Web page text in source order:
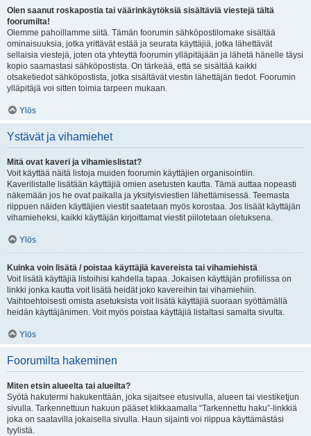
Olen saanut roskapostia tai väärinkäytöksiä sisältäviä viestejä tältä
foorumilta!
Olemme pahoillamme siitä. Tämän foorumin sähköpostilomake sisältää
ominaisuuksia, jotka yrittävät estää ja seurata käyttäjiä, jotka lähettävät
sellaisia viestejä, joten ota yhteyttä foorumin ylläpitäjään ja lähetä hänelle täysi
kopio saamastasi sähköpostista. On tärkeää, että se sisältää kaikki
otsaketiedot sähköpostista, jotka sisältävät viestin lähettäjän tiedot. Foorumin
ylläpitäjä voi sitten toimia tarpeen mukaan.
Ylös
Ystävät ja vihamiehet
Mitä ovat kaveri ja vihamieslistat?
Voit käyttää näitä listoja muiden foorumin käyttäjien organisointiin.
Kaverilistalle lisätään käyttäjiä omien asetusten kautta. Tämä auttaa nopeasti
näkemään jos he ovat paikalla ja yksityisviestien lähettämisessä. Teemasta
riippuen näiden käyttäjien viestit saatetaan myös korostaa. Jos lisäät käyttäjän
vihamieheksi, kaikki käyttäjän kirjoittamat viestit piilotetaan oletuksena.
Ylös
Kuinka voin lisätä / poistaa käyttäjiä kavereista tai vihamiehistä
Voit lisätä käyttäjiä listoihisi kahdella tapaa. Jokaisen käyttäjän profiilissa on
linkki jonka kautta voit lisätä heidät joko kavereihin tai vihamiehiin.
Vaihtoehtoisesti omista asetuksista voit lisätä käyttäjiä suoraan syöttämällä
heidän käyttäjänimen. Voit myös poistaa käyttäjiä listaltasi samalta sivulta.
Ylös
Foorumilta hakeminen
Miten etsin alueelta tai alueilta?
Syötä hakutermi hakukenttään, joka sijaitsee etusivulla, alueen tai viestiketjun
sivulla. Tarkennettuun hakuun pääset klikkaamalla “Tarkennettu haku”-linkkiä
joka on saatavilla jokaisella sivulla. Haun sijainti voi riippua käyttämästäsi
tyylistä.